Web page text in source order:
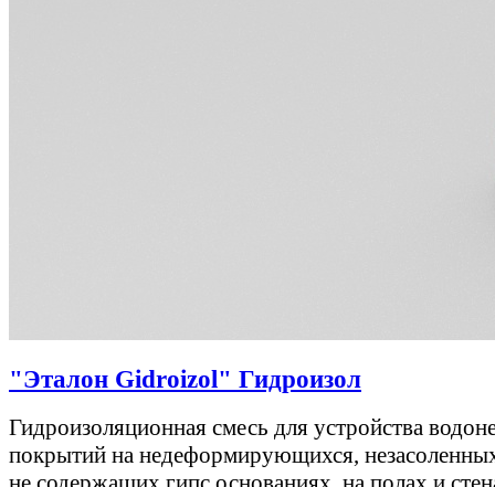
"Эталон Gidroizol" Гидроизол
Гидроизоляционная смесь для устройства
покрытий на недеформирующихся,